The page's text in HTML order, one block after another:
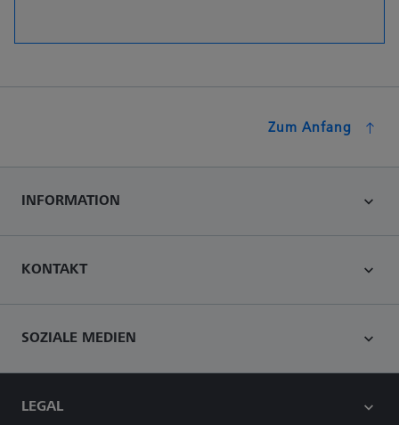
Zum Anfang
INFORMATION
KONTAKT
SOZIALE MEDIEN
LEGAL